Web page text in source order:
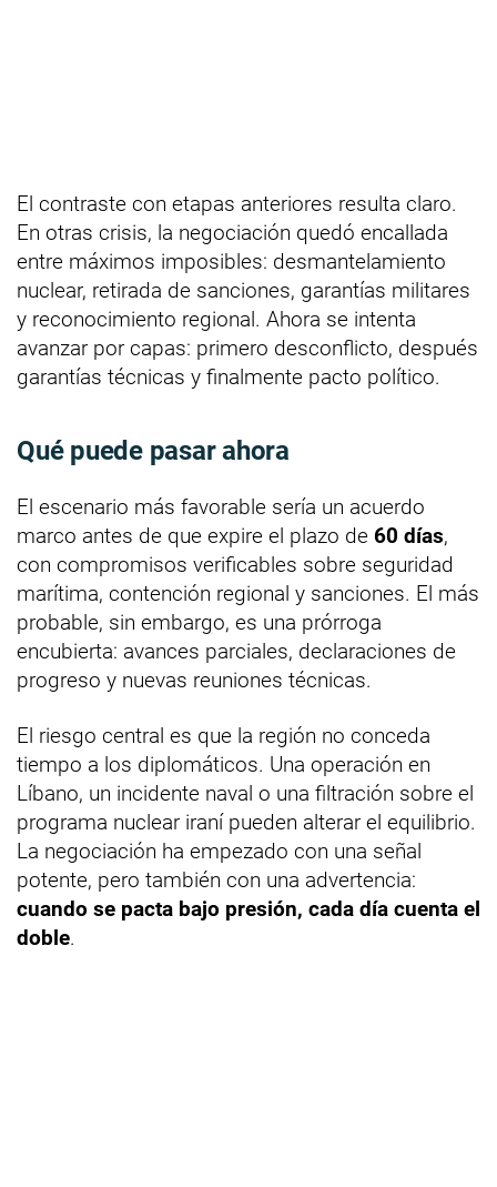
El contraste con etapas anteriores resulta claro.
En otras crisis, la negociación quedó encallada
entre máximos imposibles: desmantelamiento
nuclear, retirada de sanciones, garantías militares
y reconocimiento regional. Ahora se intenta
avanzar por capas: primero desconflicto, después
garantías técnicas y finalmente pacto político.
Qué puede pasar ahora
El escenario más favorable sería un acuerdo
marco antes de que expire el plazo de 60 días,
con compromisos verificables sobre seguridad
marítima, contención regional y sanciones. El más
probable, sin embargo, es una prórroga
encubierta: avances parciales, declaraciones de
progreso y nuevas reuniones técnicas.
El riesgo central es que la región no conceda
tiempo a los diplomáticos. Una operación en
Líbano, un incidente naval o una filtración sobre el
programa nuclear iraní pueden alterar el equilibrio.
La negociación ha empezado con una señal
potente, pero también con una advertencia:
cuando se pacta bajo presión, cada día cuenta el
doble.